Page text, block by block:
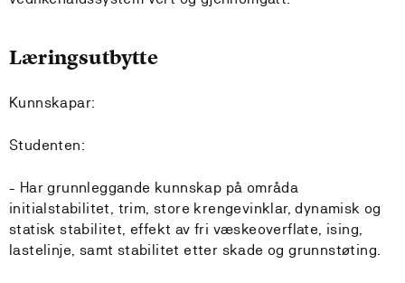
Læringsutbytte
Kunnskapar:
Studenten:
- Har grunnleggande kunnskap på områda
initialstabilitet, trim, store krengevinklar, dynamisk og
statisk stabilitet, effekt av fri væskeoverflate, ising,
lastelinje, samt stabilitet etter skade og grunnstøting.